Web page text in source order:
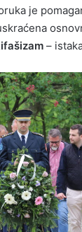
je
–